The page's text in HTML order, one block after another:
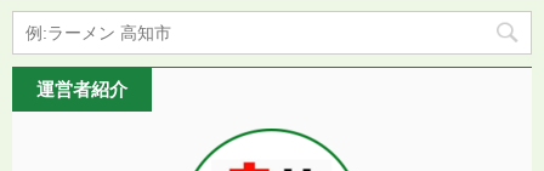
運営者紹介